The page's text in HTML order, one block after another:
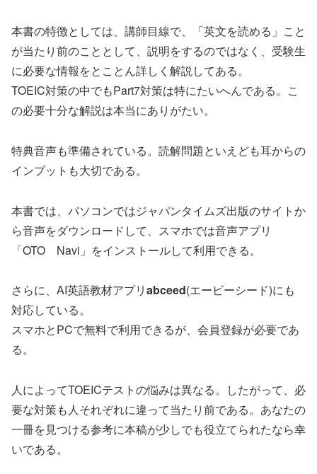
本書の特徴としては、講師目線で、「英文を読める」こと
が当たり前のこととして、説明をするのではなく、受験生
に必要な情報をとことん詳しく解説してある。
TOEIC対策の中でもPart7対策は特にたいへんである。こ
の必要十分な解説は本当にありがたい。
特典音声も準備されている。読解問題といえども耳からの
インプットも大切である。
本書では、パソコンではジャパンタイムズ出版のサイトか
ら音声をダウンロードして、スマホでは音声アプリ
「OTO Navi」をインストールして利用できる。
さらに、AI英語教材アプリabceed(エービーシード)にも
対応している。
スマホとPCで無料で利用できるが、会員登録が必要であ
る。
人によってTOEICテストの悩みは異なる。したがって、必
要な対策も人それぞれに違って当たり前である。あなたの
一冊を見つける参考に本稿が少しでも役立てられたなら幸
いである。